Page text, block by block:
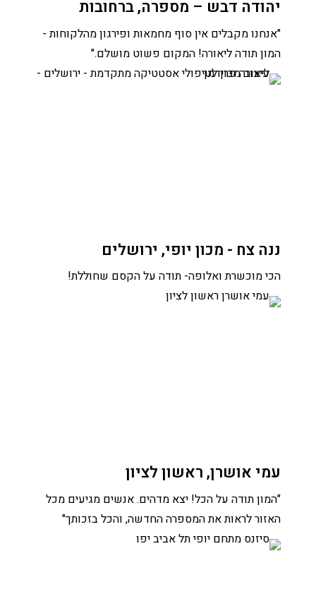
יהודה דבש – מספרה, ברחובות
"אנחנו מקבלים אין סוף מחמאות ופירגון מהלקוחות -
המון תודה ליאורה! המקום פשוט מושלם."
ננה צח - מכון יופי, ירושלים
הכי מוכשרת ואלופה- תודה על הקסם שחוללת!
עמי אושרן, ראשון לציון
"המון תודה על הכל! יצא מדהים. אנשים מגיעים מכל
האזור לראות את המספרה החדשה, והכל בזכותך"